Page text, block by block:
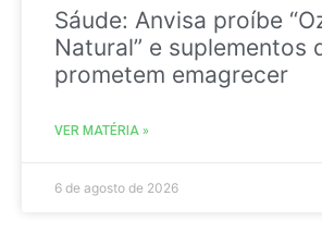
Sáude: Anvisa proíbe
Natural” e suplementos
prometem emagrecer
VER MATÉRIA »
6 de agosto de 2026